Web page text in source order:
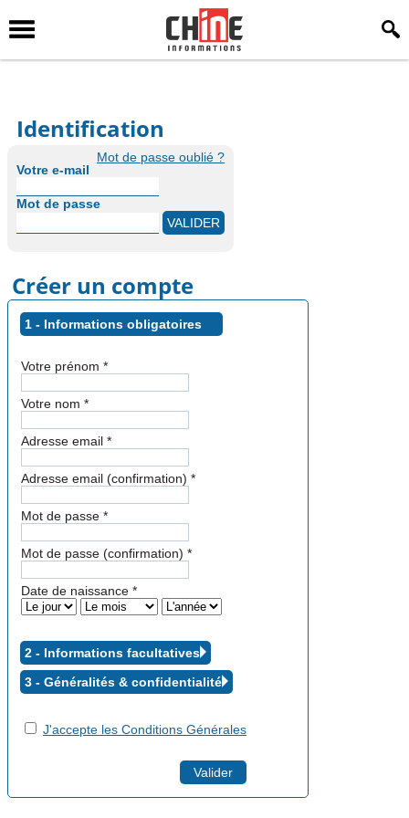
Identification
Mot de passe oublié ?
Votre e-mail
Mot de passe
Créer un compte
1 - Informations obligatoires
Votre prénom *
Votre nom *
Adresse email *
Adresse email (confirmation) *
Mot de passe *
Mot de passe (confirmation) *
Date de naissance *
2 - Informations facultatives
3 - Généralités & confidentialité
J'accepte les Conditions Générales